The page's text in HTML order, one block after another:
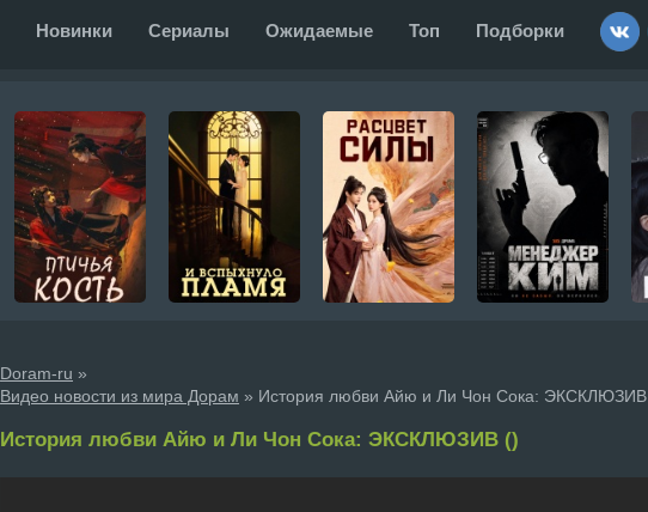
Новинки Сериалы Ожидаемые Топ Подборки
Doram-ru »
Видео новости из мира Дорам » История любви Айю и Ли Чон Сока: ЭКСКЛЮЗИВ
История любви Айю и Ли Чон Сока: ЭКСКЛЮЗИВ ()